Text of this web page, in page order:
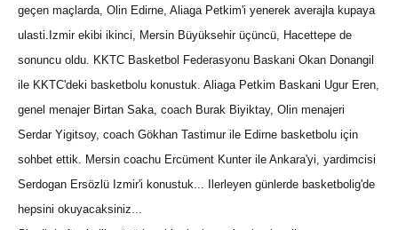
geçen maçlarda, Olin Edirne, Aliaga Petkim'i yenerek averajla kupaya
ulasti.Izmir ekibi ikinci, Mersin Büyüksehir üçüncü, Hacettepe de
sonuncu oldu. KKTC Basketbol Federasyonu Baskani Okan Donangil
ile KKTC'deki basketbolu konustuk. Aliaga Petkim Baskani Ugur Eren,
genel menajer Birtan Saka, coach Burak Biyiktay, Olin menajeri
Serdar Yigitsoy, coach Gökhan Tastimur ile Edirne basketbolu için
sohbet ettik. Mersin coachu Ercüment Kunter ile Ankara'yi, yardimcisi
Serdogan Ersözlü Izmir'i konustuk... Ilerleyen günlerde basketbolig'de
hepsini okuyacaksiniz...